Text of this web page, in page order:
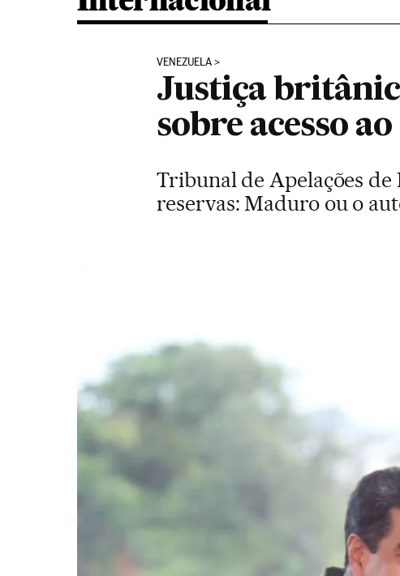
VENEZUELA
Justiça
sobre acesso
Tribunal de Apelações de
reservas: Maduro ou o